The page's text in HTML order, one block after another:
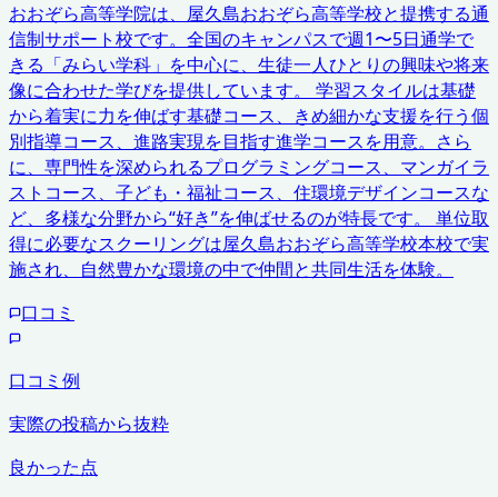
おおぞら高等学院は、屋久島おおぞら高等学校と提携する通
信制サポート校です。全国のキャンパスで週1〜5日通学で
きる「みらい学科」を中心に、生徒一人ひとりの興味や将来
像に合わせた学びを提供しています。 学習スタイルは基礎
から着実に力を伸ばす基礎コース、きめ細かな支援を行う個
別指導コース、進路実現を目指す進学コースを用意。さら
に、専門性を深められるプログラミングコース、マンガイラ
ストコース、子ども・福祉コース、住環境デザインコースな
ど、多様な分野から“好き”を伸ばせるのが特長です。 単位取
得に必要なスクーリングは屋久島おおぞら高等学校本校で実
施され、自然豊かな環境の中で仲間と共同生活を体験。
口コミ
口コミ例
実際の投稿から抜粋
良かった点